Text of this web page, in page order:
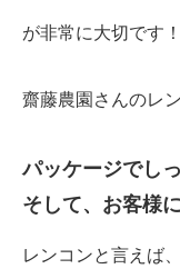
が非常に大切です！
齋藤農園さんのレ
パッケージでし
そして、お客様
レンコンと言えば、